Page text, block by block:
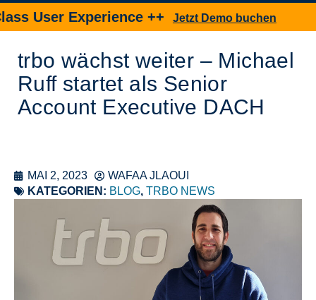
User Experience ++Jetzt Demo buchen
trbo wächst weiter – Michael
Ruff startet als Senior
Account Executive DACH
MAI 2, 2023
WAFAA JLAOUI
KATEGORIEN: BLOG, TRBO NEWS